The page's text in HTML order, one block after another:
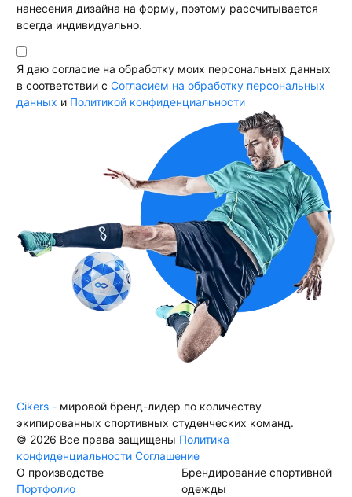
нанесения дизайна на форму, поэтому рассчитывается
всегда индивидуально.
Я даю согласие на обработку моих персональных данных
в соответствии с Согласием на обработку персональных
данных и Политикой конфиденциальности
Cikers - мировой бренд-лидер по количеству
экипированных спортивных студенческих команд.
© 2026 Все права защищены Политика
конфиденциальности Соглашение
О производстве
Портфолио
Брендирование спортивной
одежды